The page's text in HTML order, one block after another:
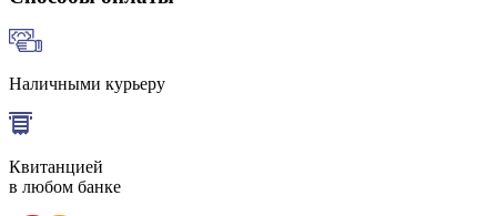
Наличными курьеру
Квитанцией
в любом банке